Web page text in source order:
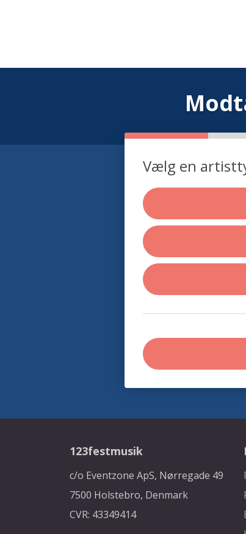
Vælg en
123festmusik
c/o Eventzone ApS, Nørregade 49
7500 Holstebro, Denmark
CVR: 43349414